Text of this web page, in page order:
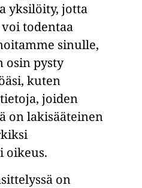
yksilöity, jotta
todentaa
sinulle,
osin pysty
kuten
joiden
on lakisääteinen
oikeus.
on